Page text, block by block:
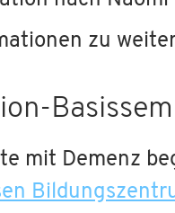
zu
mit Demenz